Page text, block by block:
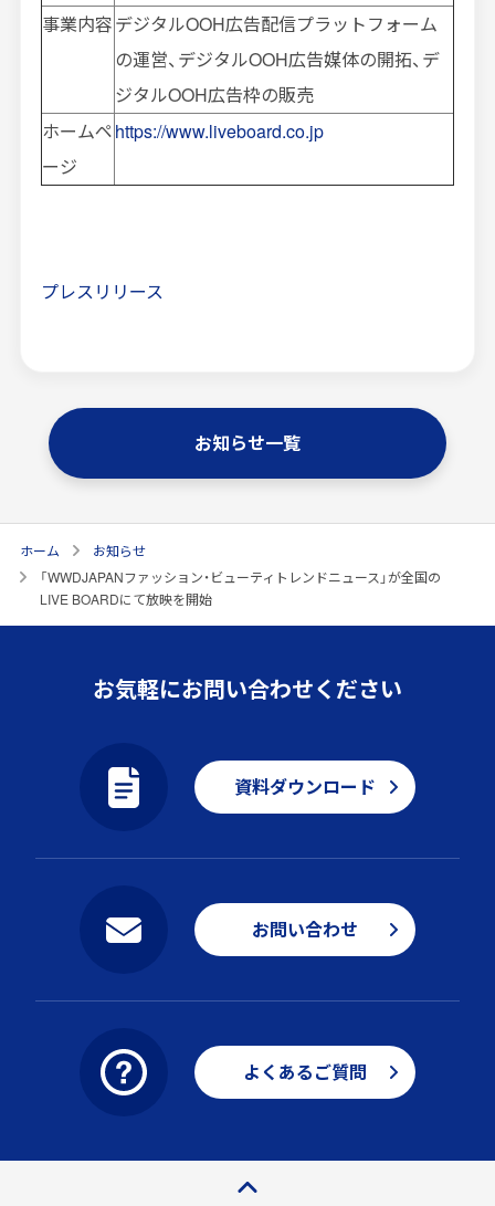
事業内容デジタルOOH広告配信プラットフォーム
の運営、デジタルOOH広告媒体の開拓、デ
ジタルOOH広告枠の販売
ホームペ
ージ
https://www.liveboard.co.jp
プレスリリース
お知らせ一覧
ホーム
お知らせ
「WWDJAPANファッション・ビューティトレンドニュース」が全国の
LIVE BOARDにて放映を開始
お気軽にお問い合わせください
資料ダウンロード
お問い合わせ
よくあるご質問